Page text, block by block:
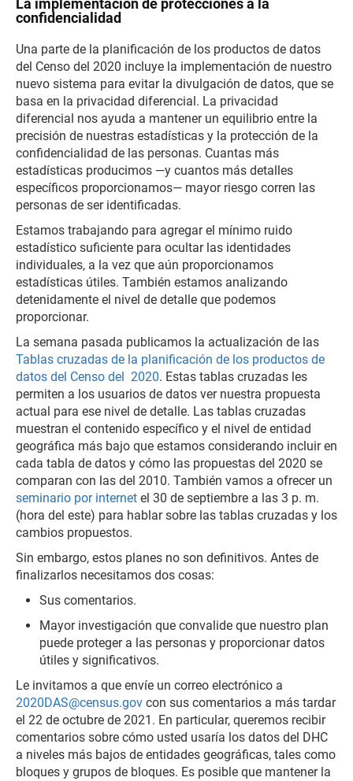
La implementación de protecciones a la
confidencialidad
Una parte de la planificación de los productos de datos
del Censo del 2020 incluye la implementación de nuestro
nuevo sistema para evitar la divulgación de datos, que se
basa en la privacidad diferencial. La privacidad
diferencial nos ayuda a mantener un equilibrio entre la
precisión de nuestras estadísticas y la protección de la
confidencialidad de las personas. Cuantas más
estadísticas producimos —y cuantos más detalles
específicos proporcionamos— mayor riesgo corren las
personas de ser identificadas.
Estamos trabajando para agregar el mínimo ruido
estadístico suficiente para ocultar las identidades
individuales, a la vez que aún proporcionamos
estadísticas útiles. También estamos analizando
detenidamente el nivel de detalle que podemos
proporcionar.
La semana pasada publicamos la actualización de las
Tablas cruzadas de la planificación de los productos de
datos del Censo del 2020. Estas tablas cruzadas les
permiten a los usuarios de datos ver nuestra propuesta
actual para ese nivel de detalle. Las tablas cruzadas
muestran el contenido específico y el nivel de entidad
geográfica más bajo que estamos considerando incluir en
cada tabla de datos y cómo las propuestas del 2020 se
comparan con las del 2010. También vamos a ofrecer un
seminario por internet el 30 de septiembre a las 3 p. m.
(hora del este) para hablar sobre las tablas cruzadas y los
cambios propuestos.
Sin embargo, estos planes no son definitivos. Antes de
finalizarlos necesitamos dos cosas:
Sus comentarios.
Mayor investigación que convalide que nuestro plan
puede proteger a las personas y proporcionar datos
útiles y significativos.
Le invitamos a que envíe un correo electrónico a
2020DAS@census.gov con sus comentarios a más tardar
el 22 de octubre de 2021. En particular, queremos recibir
comentarios sobre cómo usted usaría los datos del DHC
a niveles más bajos de entidades geográficas, tales como
bloques y grupos de bloques. Es posible que mantener la